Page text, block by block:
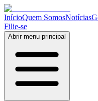
InícioQuem SomosNotícias
Filie-se
Abrir menu principal